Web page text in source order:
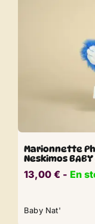
Marionnette
Neskimos BABY
13,00 € ​​ - En
Baby Nat'